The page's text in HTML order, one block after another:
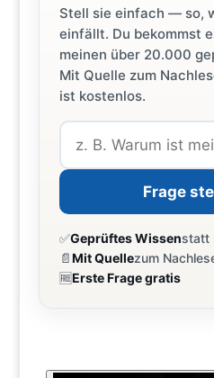
Stell sie einfach — so,
einfällt. Du bekommst
meinen über 20.000
Mit Quelle zum
ist kostenlos.
Frage
✅Geprüftes Wissenstatt
📄Mit Quellezum
🆓Erste Frage gratis